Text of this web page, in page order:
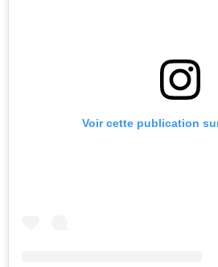
Voir cette publication